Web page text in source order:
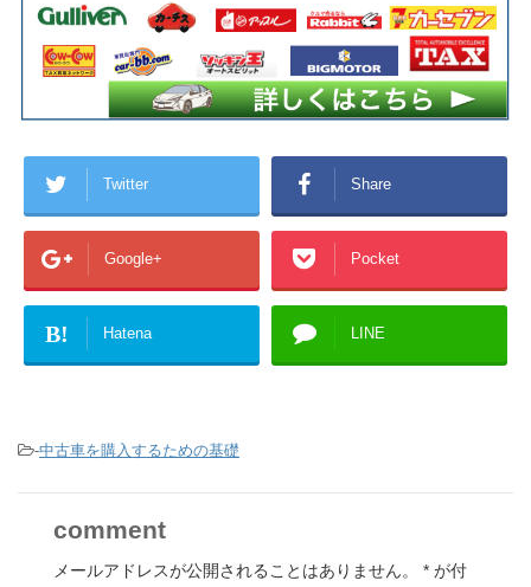
Twitter Share
Google+ Pocket
B! Hatena LINE
-中古車を購入するための基礎
comment
メールアドレスが公開されることはありません。 * が付